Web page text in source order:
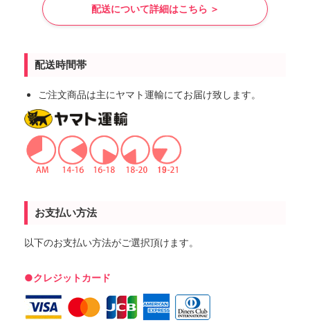
配送について詳細はこちら ＞
配送時間帯
ご注文商品は主にヤマト運輸にてお届け致します。
お支払い方法
以下のお支払い方法がご選択頂けます。
●クレジットカード